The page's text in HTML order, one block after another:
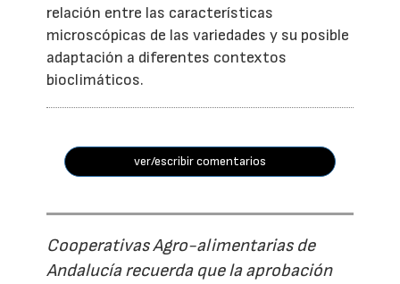
relación entre las características
microscópicas de las variedades y su posible
adaptación a diferentes contextos
bioclimáticos.
ver/escribir comentarios
Cooperativas Agro-alimentarias de
Andalucía recuerda que la aprobación